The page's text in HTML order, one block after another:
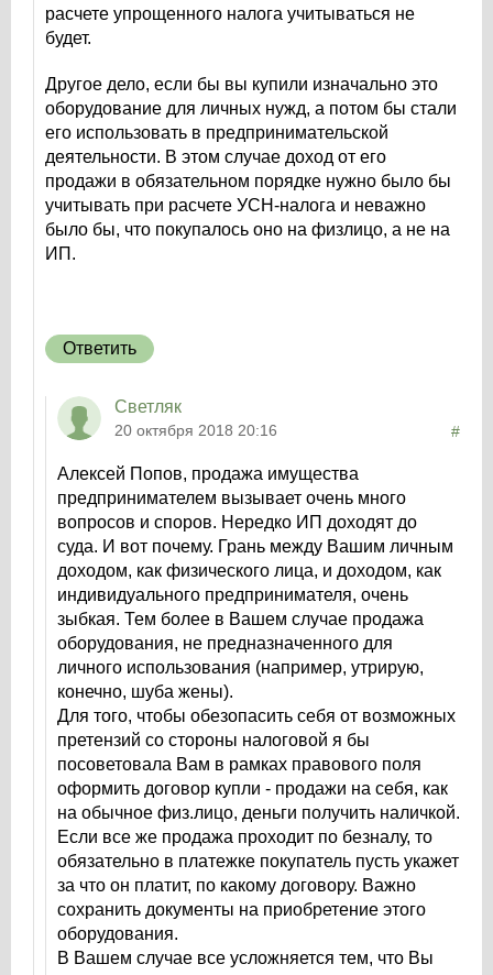
расчете упрощенного налога учитываться не
будет.
Другое дело, если бы вы купили изначально это
оборудование для личных нужд, а потом бы стали
его использовать в предпринимательской
деятельности. В этом случае доход от его
продажи в обязательном порядке нужно было бы
учитывать при расчете УСН-налога и неважно
было бы, что покупалось оно на физлицо, а не на
ИП.
Ответить
Светляк
20 октября 2018 20:16 #
Алексей Попов, продажа имущества
предпринимателем вызывает очень много
вопросов и споров. Нередко ИП доходят до
суда. И вот почему. Грань между Вашим личным
доходом, как физического лица, и доходом, как
индивидуального предпринимателя, очень
зыбкая. Тем более в Вашем случае продажа
оборудования, не предназначенного для
личного использования (например, утрирую,
конечно, шуба жены).
Для того, чтобы обезопасить себя от возможных
претензий со стороны налоговой я бы
посоветовала Вам в рамках правового поля
оформить договор купли - продажи на себя, как
на обычное физ.лицо, деньги получить наличкой.
Если все же продажа проходит по безналу, то
обязательно в платежке покупатель пусть укажет
за что он платит, по какому договору. Важно
сохранить документы на приобретение этого
оборудования.
В Вашем случае все усложняется тем, что Вы